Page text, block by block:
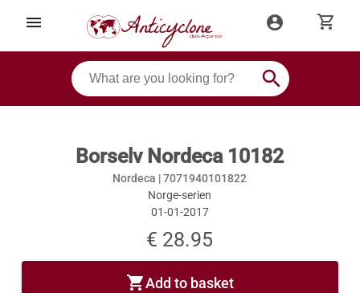
menu account_circle shopping_cart
search
Borselv Nordeca 10182
Nordeca |7071940101822
Norge-serien
01-01-2017
€ 28.95
shopping_cartAdd to basket